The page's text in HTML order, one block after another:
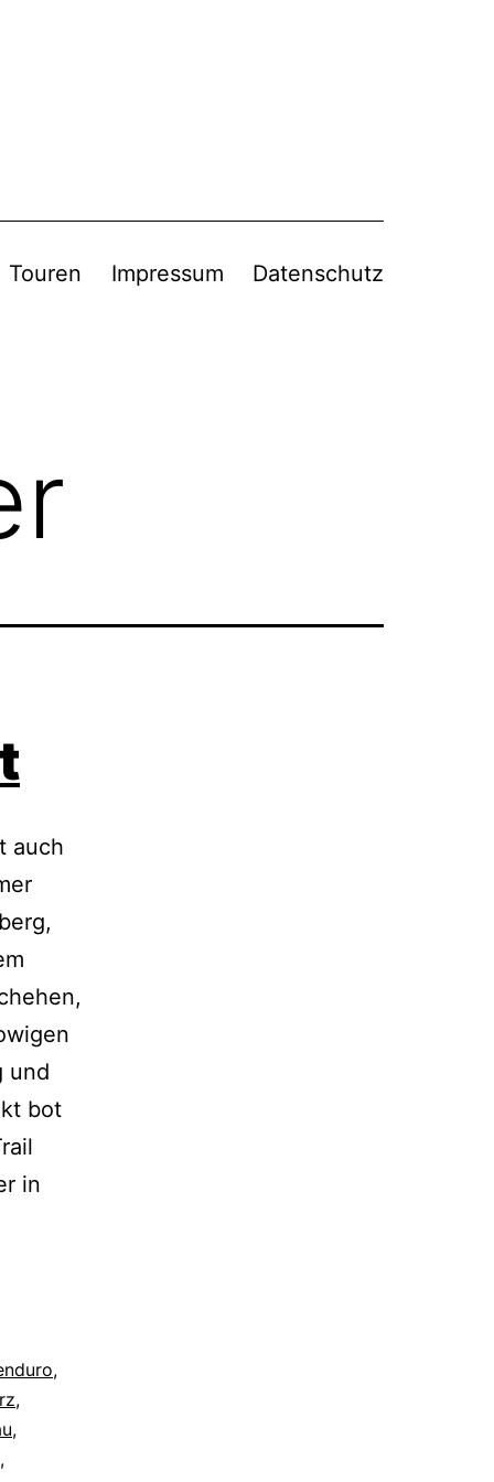
Touren Impressum Datenschutz
auch
und
bot
in
,
,
,
,